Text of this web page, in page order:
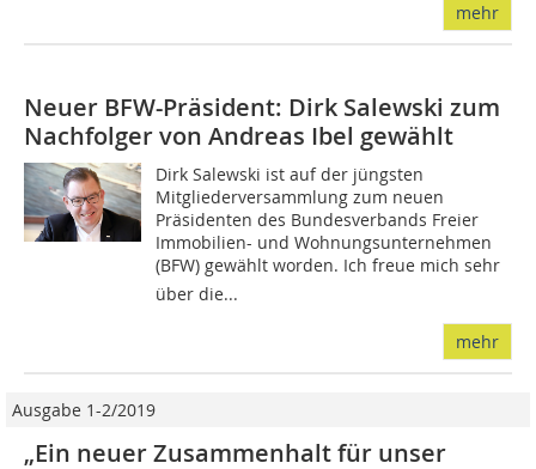
mehr
Neuer BFW-Präsident: Dirk Salewski zum
Nachfolger von Andreas Ibel gewählt
Dirk Salewski ist auf der jüngsten
Mitgliederversammlung zum neuen
Präsidenten des Bundesverbands Freier
Immobilien- und Wohnungsunternehmen
(BFW) gewählt worden. Ich freue mich sehr
über die...
mehr
Ausgabe 1-2/2019
„Ein neuer Zusammenhalt für unser